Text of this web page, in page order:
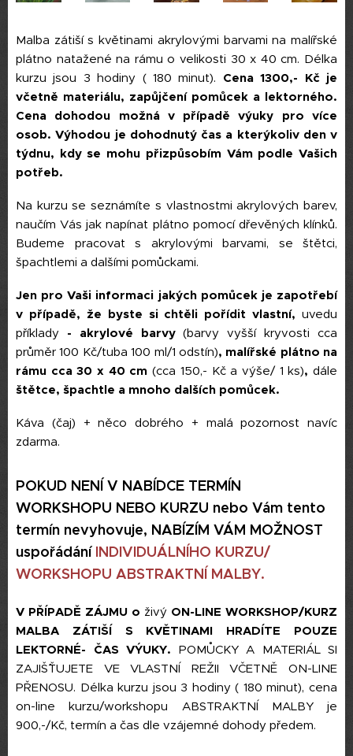
Malba zátiší s květinami akrylovými barvami na malířské
plátno natažené na rámu o velikosti 30 x 40 cm. Délka
kurzu jsou 3 hodiny ( 180 minut). Cena 1300,- Kč je
včetně materiálu, zapůjčení pomůcek a lektorného.
Cena dohodou možná v případě výuky pro více
osob. Výhodou je dohodnutý čas a kterýkoliv den v
týdnu, kdy se mohu přizpůsobím Vám podle Vašich
potřeb.
Na kurzu se seznámíte s vlastnostmi akrylových barev,
naučím Vás jak napínat plátno pomocí dřevěných klínků.
Budeme pracovat s akrylovými barvami, se štětci,
špachtlemi a dalšími pomůckami.
Jen pro Vaši informaci jakých pomůcek je zapotřebí
v případě, že byste si chtěli pořídit vlastní, uvedu
příklady - akrylové barvy(barvy vyšší kryvosti cca
průměr 100 Kč/tuba 100 ml/1 odstín), malířské plátno na
rámu cca 30 x 40 cm(cca 150,- Kč a výše/ 1 ks),dále
štětce, špachtle a mnoho dalších pomůcek.
Káva (čaj) + něco dobrého + malá pozornost navíc
zdarma.
POKUD NENÍ V NABÍDCE TERMÍN
WORKSHOPU NEBO KURZU nebo Vám tento
termín nevyhovuje, NABÍZÍM VÁM MOŽNOST
uspořádáníINDIVIDUÁLNÍHO KURZU/
WORKSHOPU ABSTRAKTNÍ MALBY.
V PŘÍPADĚ ZÁJMU o živý ON-LINE WORKSHOP/KURZ
MALBA ZÁTIŠÍ S KVĚTINAMI HRADÍTE POUZE
LEKTORNÉ- ČAS VÝUKY. POMŮCKY A MATERIÁL SI
ZAJIŠ´´ŤUJETE VE VLASTNÍ REŽII VČETNĚ ON-LINE
PŘENOSU. Délka kurzu jsou 3 hodiny ( 180 minut), cena
on-line kurzu/workshopu ABSTRAKTNÍ MALBY je
900,-/Kč, termín a čas dle vzájemné dohody předem.